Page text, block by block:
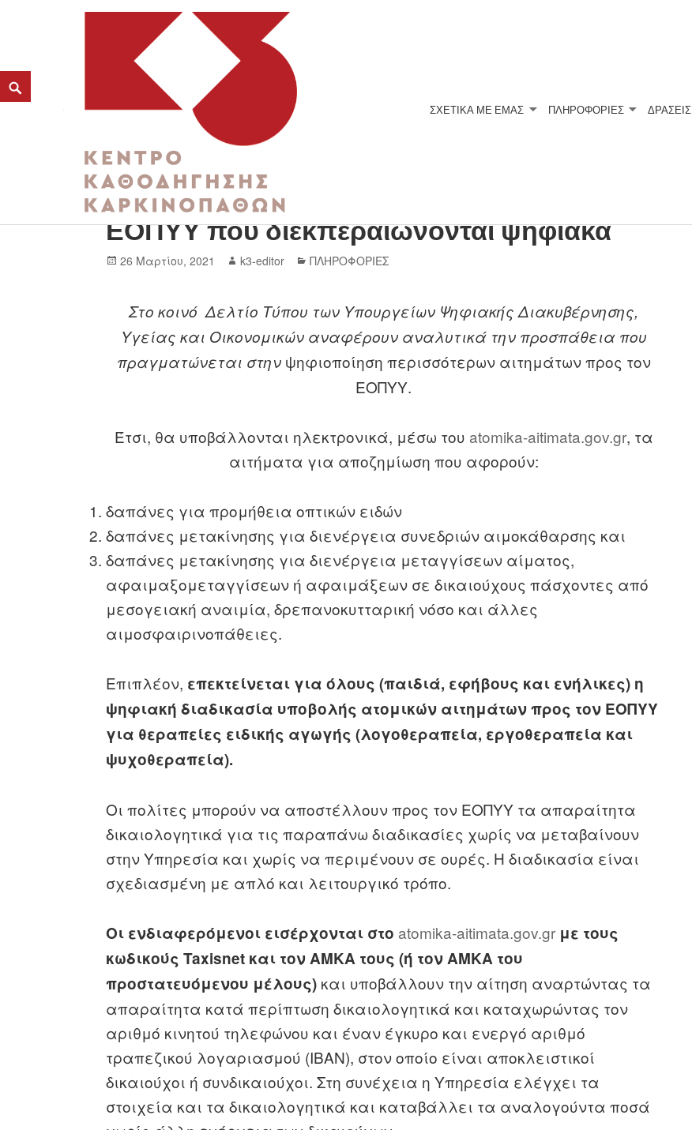
K3
ΚΕΝΤΡΟ ΚΑΘΟΔΗΓΗΣΗΣ ΚΑΡΚΙΝΟΠΑΘΩΝ
ΣΧΕΤΙΚΆ ΜΕ ΕΜΆΣ ΠΛΗΡΟΦΟΡΙΕΣ ΔΡΑΣΕΙΣ
Νέα λίστα Ατομικών Aιτημάτων προς τον
ΕΟΠΥΥ που διεκπεραιώνονται ψηφιακά
26 Μαρτίου, 2021 k3-editor ΠΛΗΡΟΦΟΡΙΕΣ
Στο κοινό Δελτίο Τύπου των Υπουργείων Ψηφιακής Διακυβέρνησης,
Υγείας και Οικονομικών αναφέρουν αναλυτικά την προσπάθεια που
πραγματώνεται στην ψηφιοποίηση περισσότερων αιτημάτων προς τον
ΕΟΠΥΥ.
Έτσι, θα υποβάλλονται ηλεκτρονικά, μέσω του atomika-aitimata.gov.gr, τα
αιτήματα για αποζημίωση που αφορούν:
δαπάνες για προμήθεια οπτικών ειδών
δαπάνες μετακίνησης για διενέργεια συνεδριών αιμοκάθαρσης και
δαπάνες μετακίνησης για διενέργεια μεταγγίσεων αίματος,
αφαιμαξομεταγγίσεων ή αφαιμάξεων σε δικαιούχους πάσχοντες από
μεσογειακή αναιμία, δρεπανοκυτταρική νόσο και άλλες
αιμοσφαιρινοπάθειες.
Επιπλέον, επεκτείνεται για όλους (παιδιά, εφήβους και ενήλικες) η
ψηφιακή διαδικασία υποβολής ατομικών αιτημάτων προς τον ΕΟΠΥΥ
για θεραπείες ειδικής αγωγής (λογοθεραπεία, εργοθεραπεία και
ψυχοθεραπεία).
Οι πολίτες μπορούν να αποστέλλουν προς τον ΕΟΠΥΥ τα απαραίτητα
δικαιολογητικά για τις παραπάνω διαδικασίες χωρίς να μεταβαίνουν
στην Υπηρεσία και χωρίς να περιμένουν σε ουρές. Η διαδικασία είναι
σχεδιασμένη με απλό και λειτουργικό τρόπο.
Οι ενδιαφερόμενοι εισέρχονται στο atomika-aitimata.gov.gr με τους
κωδικούς Taxisnet και τον ΑΜΚΑ τους (ή τον ΑΜΚΑ του
προστατευόμενου μέλους) και υποβάλλουν την αίτηση αναρτώντας τα
απαραίτητα κατά περίπτωση δικαιολογητικά και καταχωρώντας τον
αριθμό κινητού τηλεφώνου και έναν έγκυρο και ενεργό αριθμό
τραπεζικού λογαριασμού (IBAN), στον οποίο είναι αποκλειστικοί
δικαιούχοι ή συνδικαιούχοι. Στη συνέχεια η Υπηρεσία ελέγχει τα
στοιχεία και τα δικαιολογητικά και καταβάλλει τα αναλογούντα ποσά